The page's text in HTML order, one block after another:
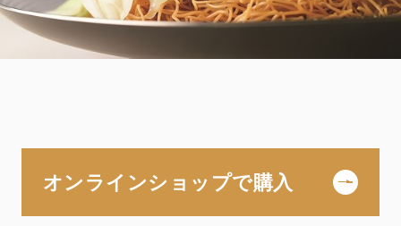
オンラインショップで購入